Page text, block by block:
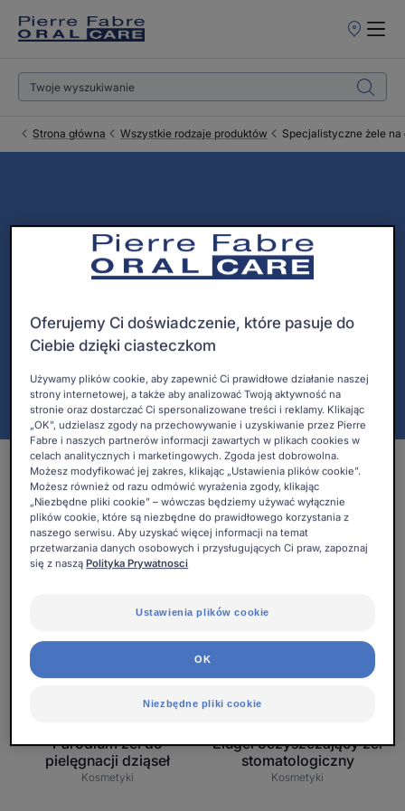
Punkty
Strona główna Wszystkie rodzaje produktów Specjalistyczne żele na
Specjalistyczne żele na
dziąsła i do jamy ustnej
Żele do dziąseł na podrażnienia i owrzodzenia jamy
ustnej.
3 wyniki "Specjalistyczne żele na
dziąsła i do jamy ustnej"
Parodium
żel
do
dziąseł
Parodium żel do
pielęgnacji dziąseł
Kosmetyki
Elugel
oczyszczający
Elugel oczyszczający żel
stomatologiczny
Kosmetyki
Oferujemy Ci doświadczenie, które pasuje do
Ciebie dzięki ciasteczkom
Używamy plików cookie, aby zapewnić Ci prawidłowe działanie naszej
strony internetowej, a także aby analizować Twoją aktywność na
stronie oraz dostarczać Ci spersonalizowane treści i reklamy. Klikając
„OK”, udzielasz zgody na przechowywanie i uzyskiwanie przez Pierre
Fabre i naszych partnerów informacji zawartych w plikach cookies w
celach analitycznych i marketingowych. Zgoda jest dobrowolna.
Możesz modyfikować jej zakres, klikając „Ustawienia plików cookie”.
Możesz również od razu odmówić wyrażenia zgody, klikając
„Niezbędne pliki cookie” – wówczas będziemy używać wyłącznie
plików cookie, które są niezbędne do prawidłowego korzystania z
naszego serwisu. Aby uzyskać więcej informacji na temat
przetwarzania danych osobowych i przysługujących Ci praw, zapoznaj
się z nasząPolityka Prywatnosci
Ustawienia plików cookie
Niezbędne pliki cookie
OK